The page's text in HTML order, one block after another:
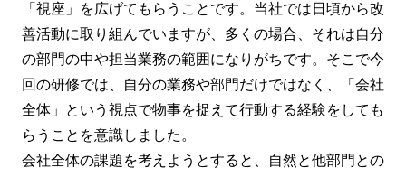
「視座」を広げてもらうことです。当社では日頃から改
善活動に取り組んでいますが、多くの場合、それは自分
の部門の中や担当業務の範囲になりがちです。そこで今
回の研修では、自分の業務や部門だけではなく、「会社
全体」という視点で物事を捉えて行動する経験をしても
らうことを意識しました。
会社全体の課題を考えようとすると、自然と他部門との